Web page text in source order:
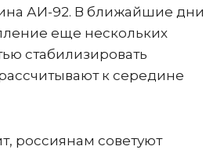
АИ-92. В ближайшие дни
еще нескольких
стабилизировать
к середине
россиянам советуют